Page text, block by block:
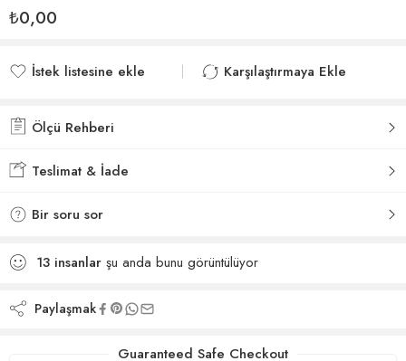
₺0,00
İstek listesine ekle
Karşılaştırmaya Ekle
Ölçü Rehberi
Teslimat & İade
Bir soru sor
13 insanlar şu anda bunu görüntülüyor
Paylaşmak
Guaranteed Safe Checkout